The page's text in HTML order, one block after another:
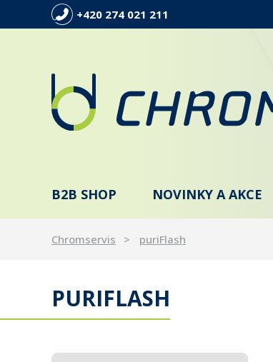
+420 274 021 211
B2B SHOP NOVINKY A AKCE
Chromservis puriFlash
PURIFLASH